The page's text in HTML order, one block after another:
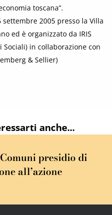
toscana”.
2005 presso la Villa
ed è organizzato da IRIS
in collaborazione con
& Sellier)
anche...
presidio di
all’azione